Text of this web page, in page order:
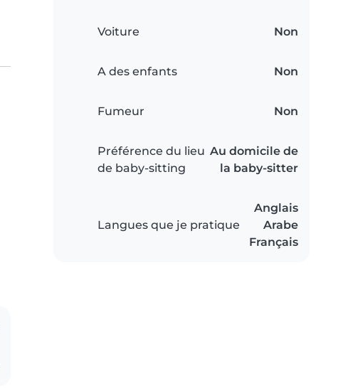
Voiture Non
A des enfants Non
Fumeur Non
Préférence du lieu
de baby-sitting
Au domicile de
la baby-sitter
Langues que je pratique
Anglais
Arabe
Français